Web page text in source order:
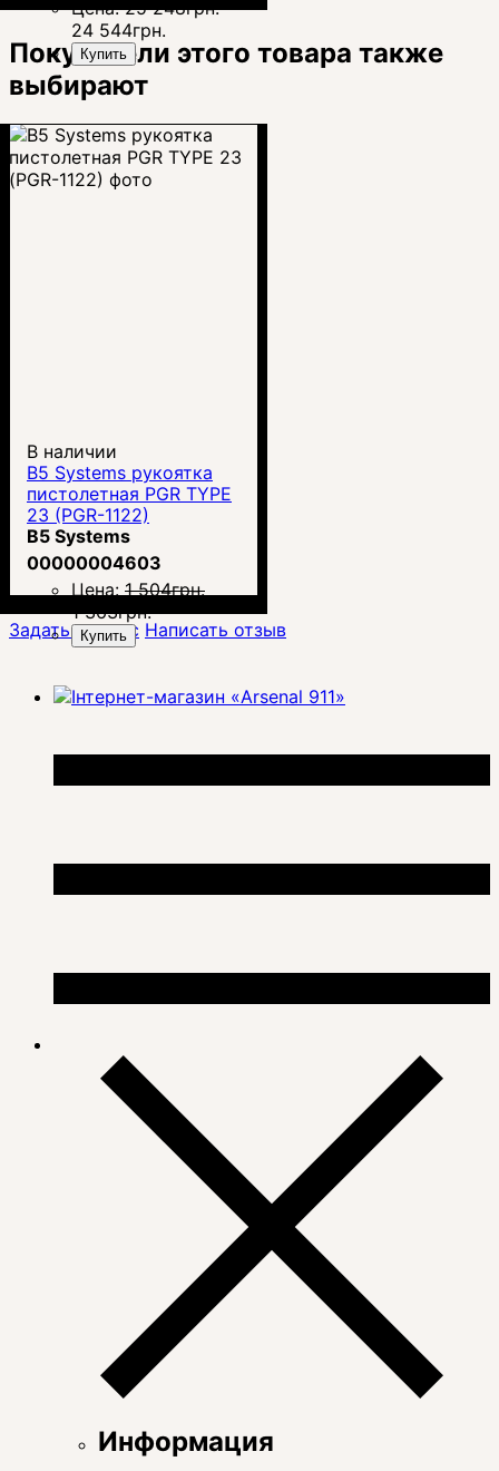
Цена:25 248грн.
24 544грн.
Купить
Покупатели этого товара также
выбирают
В наличии
B5 Systems рукоятка
пистолетная PGR TYPE
23 (PGR-1122)
B5 Systems
00000004603
Цена:1 504грн.
1 363грн.
Купить
Задать вопрос Написать отзыв
Информация